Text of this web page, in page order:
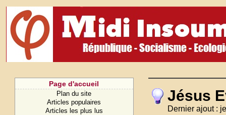
Page d'accueil
Plan du site
Articles populaires
Articles les plus lus
Jésus
Dernier ajout :